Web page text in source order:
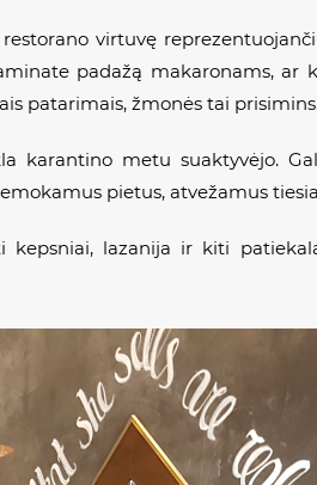
virtuvę
padažą makaronams, ar
patarimais, žmonės tai
karantino metu suaktyvėjo.
pietus, atvežamus
kepsniai, lazanija ir kiti